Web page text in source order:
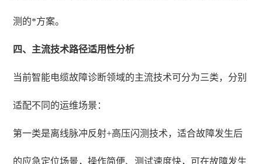
测的*方案。
四、主流技术路径适用性分析
当前智能电缆故障诊断领域的主流技术可分为三类，分别
适配不同的运维场景：
第一类是离线脉冲反射+高压闪测技术，适合故障发生后
的应急定位场景，操作简便、测试速度快，可在故障发生